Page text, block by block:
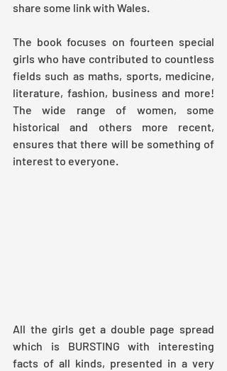
share some link with Wales.
The book focuses on fourteen special
girls who have contributed to countless
fields such as maths, sports, medicine,
literature, fashion, business and more!
The wide range of women, some
historical and others more recent,
ensures that there will be something of
interest to everyone.
All the girls get a double page spread
which is BURSTING with interesting
facts of all kinds, presented in a very